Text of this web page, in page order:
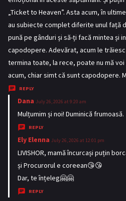
„Ticket to Heaven”. Asta acum, în
au subiecte complet diferite unul față
pună pe gânduri și să-ți facă mintea și
capodopere. Adevărat, acum le
termina toate, la rece, poate nu mă
acum, chiar simt că sunt capodopere.
REPLY
Dana s
a
y
s
:
July 26, 2026 at 9:20 am
Mulțumim și noi! Duminică frumoasă.
REPLY
Ely Elenna s
a
y
s
July 26, 2026 at 12:01 pm
LIVISHOR, mamă încurcași puțin
și Procurorul e coreean😘😘
Dar, te înțeleg🤗🤗
REPLY